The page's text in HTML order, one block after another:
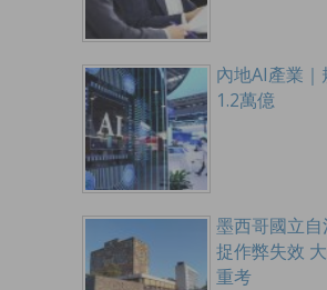
內地AI產業
1.2萬億
墨西哥國立
捉作弊失效
重考